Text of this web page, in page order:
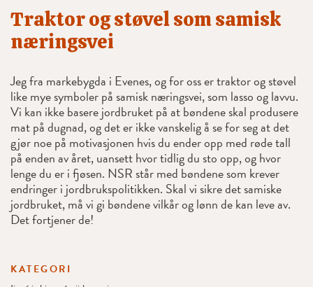
Traktor og støvel som samisk
næringsvei
Jeg fra markebygda i Evenes, og for oss er traktor og støvel
like mye symboler på samisk næringsvei, som lasso og lavvu.
Vi kan ikke basere jordbruket på at bøndene skal produsere
mat på dugnad, og det er ikke vanskelig å se for seg at det
gjør noe på motivasjonen hvis du ender opp med røde tall
på enden av året, uansett hvor tidlig du sto opp, og hvor
lenge du er i fjøsen. NSR står med bøndene som krever
endringer i jordbrukspolitikken. Skal vi sikre det samiske
jordbruket, må vi gi bøndene vilkår og lønn de kan leve av.
Det fortjener de!
KATEGORI